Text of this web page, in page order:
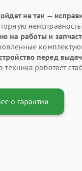
не так —
неисправность
на работы и
перед
техника работает
о гарантии